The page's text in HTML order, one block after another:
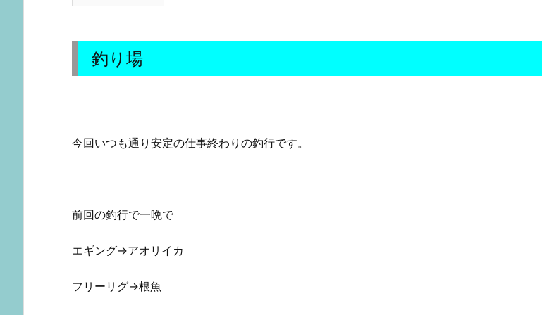
釣り場
今回いつも通り安定の仕事終わりの釣行です。
前回の釣行で一晩で
エギング→アオリイカ
フリーリグ→根魚